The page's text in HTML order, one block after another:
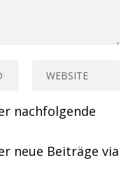
nachfolgende
neue Beiträge via